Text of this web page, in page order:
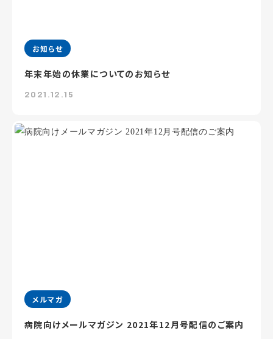
お知らせ
年末年始の休業についてのお知らせ
2021.12.15
メルマガ
病院向けメールマガジン 2021年12月号配信のご案内